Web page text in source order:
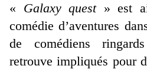
« Galaxy quest» est
comédie d’aventures
de comédiens
retrouve impliqués pour